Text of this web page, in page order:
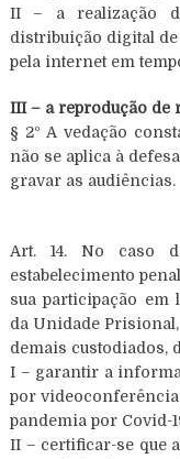
II – a realização
distribuição digital
pela internet em
III – a reprodução de
§ 2º A vedação
não se aplica à
gravar as audiências.
Art. 14. No caso
estabelecimento
sua participação em
da Unidade
demais custodiados,
I – garantir a
por
pandemia por Covid-
II – certificar-se que